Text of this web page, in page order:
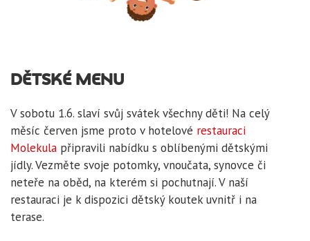
DĚTSKÉ MENU
V sobotu 1.6. slaví svůj svátek všechny děti! Na celý
měsíc červen jsme proto v hotelové restauraci
Molekula připravili nabídku s oblíbenými dětskými
jídly. Vezměte svoje potomky, vnoučata, synovce či
neteře na oběd, na kterém si pochutnají. V naší
restauraci je k dispozici dětský koutek uvnitř i na
terase.